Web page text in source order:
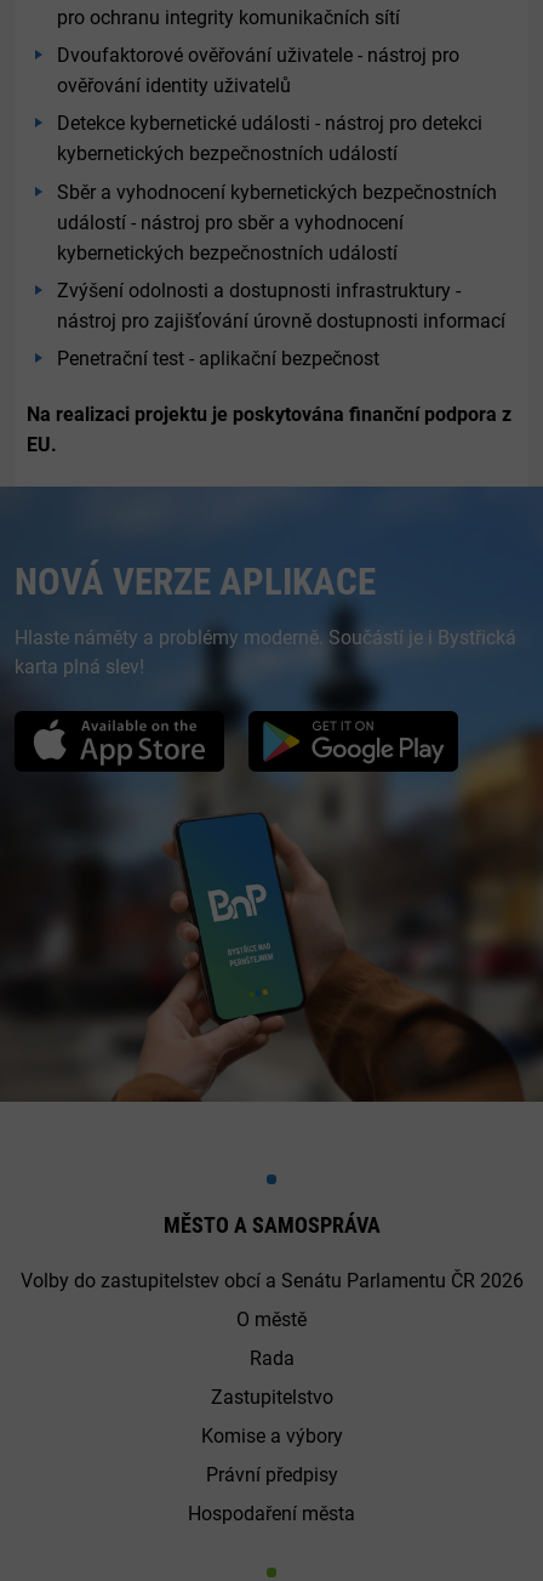
pro ochranu integrity komunikačních sítí
Dvoufaktorové ověřování uživatele - nástroj pro
ověřování identity uživatelů
Detekce kybernetické události - nástroj pro detekci
kybernetických bezpečnostních událostí
Sběr a vyhodnocení kybernetických bezpečnostních
událostí - nástroj pro sběr a vyhodnocení
kybernetických bezpečnostních událostí
Zvýšení odolnosti a dostupnosti infrastruktury -
nástroj pro zajišťování úrovně dostupnosti informací
Penetrační test - aplikační bezpečnost
Na realizaci projektu je poskytována finanční podpora z
EU.
NOVÁ VERZE APLIKACE
Hlaste náměty a problémy moderně. Součástí je i Bystřická
karta plná slev!
MĚSTO A SAMOSPRÁVA
Volby do zastupitelstev obcí a Senátu Parlamentu ČR 2026
O městě
Rada
Zastupitelstvo
Komise a výbory
Právní předpisy
Hospodaření města